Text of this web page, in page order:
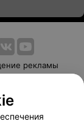
рекламы
оплаты